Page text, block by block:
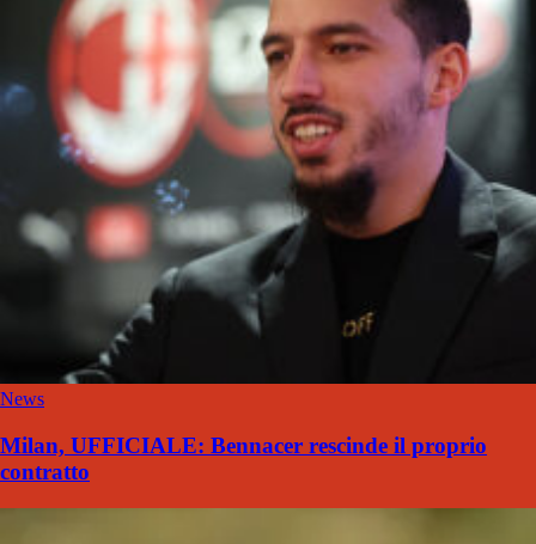
News
Milan, UFFICIALE: Bennacer rescinde il proprio
contratto